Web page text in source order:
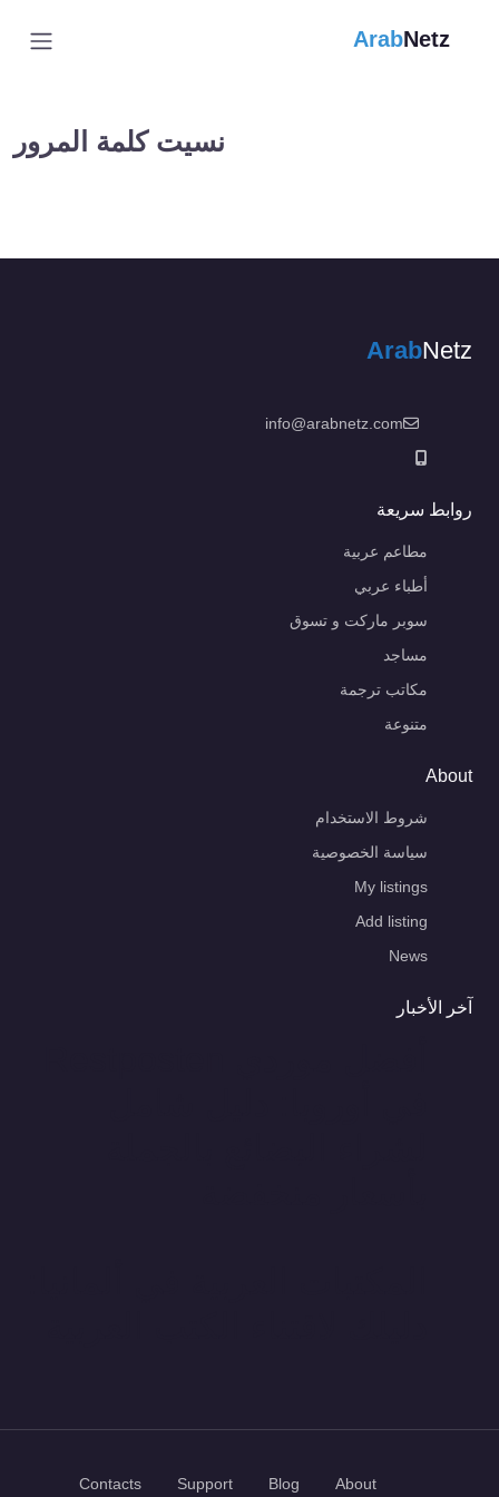
ArabNetz
نسيت كلمة المرور
ArabNetz
info@arabnetz.com
روابط سريعة
مطاعم عربية
أطباء عربي
سوبر ماركت و تسوق
مساجد
مكاتب ترجمة
متنوعة
About
شروط الاستخدام
سياسة الخصوصية
My listings
Add listing
News
آخر الأخبار
About
Blog
Support
Contacts